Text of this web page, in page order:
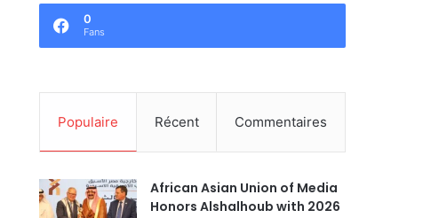
0
Fans
Populaire Récent Commentaires
African Asian Union of Media
Honors Alshalhoub with 2026